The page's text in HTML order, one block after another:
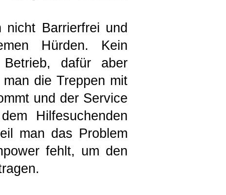
nicht Barrierfrei und
Hürden. Kein
dafür aber
die Treppen mit
und der Service
Hilfesuchenden
man das Problem
fehlt, um den